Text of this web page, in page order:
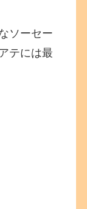
ソーセー
テには最